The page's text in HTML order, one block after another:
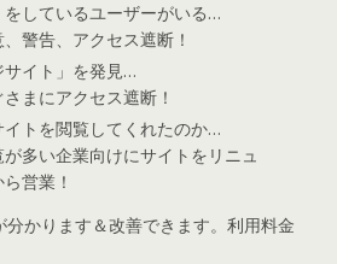
をしているユーザーがいる…
警告、アクセス遮断！
サイト」を発見…
まにアクセス遮断！
イトを閲覧してくれたのか…
多い企業向けにサイトをリニュ
営業！
かります＆改善できます。利用料金